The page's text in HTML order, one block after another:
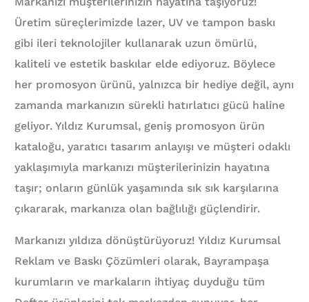
Üretim süreçlerimizde lazer, UV ve tampon baskı
gibi ileri teknolojiler kullanarak uzun ömürlü,
kaliteli ve estetik baskılar elde ediyoruz. Böylece
her promosyon ürünü, yalnızca bir hediye değil, aynı
zamanda markanızın sürekli hatırlatıcı gücü haline
geliyor. Yıldız Kurumsal, geniş promosyon ürün
kataloğu, yaratıcı tasarım anlayışı ve müşteri odaklı
yaklaşımıyla markanızı müşterilerinizin hayatına
taşır; onların günlük yaşamında sık sık karşılarına
çıkararak, markanıza olan bağlılığı güçlendirir.
Markanızı yıldıza dönüştürüyoruz! Yıldız Kurumsal
Reklam ve Baskı Çözümleri olarak, Bayrampaşa
kurumların ve markaların ihtiyaç duyduğu tüm